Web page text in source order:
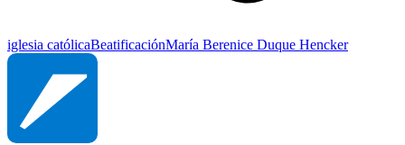
iglesia católicaBeatificaciónMaría Berenice Duque Hencker